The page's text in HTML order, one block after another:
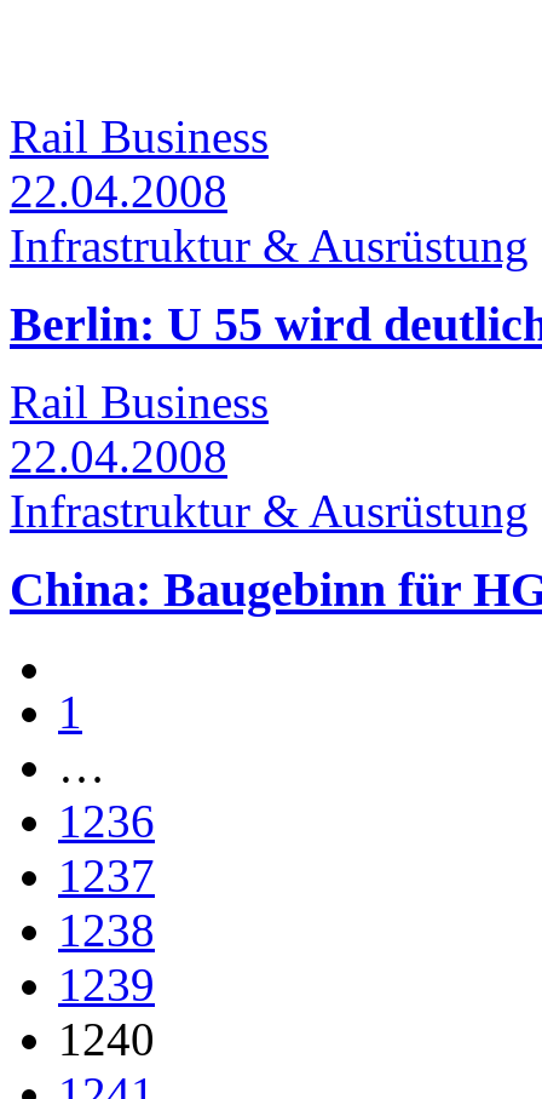
Rail Business
22.04.2008
Infrastruktur & Ausrüstung
Berlin: U 55 wird
Rail Business
22.04.2008
Infrastruktur & Ausrüstung
China: Baugebinn für
1
…
1236
1237
1238
1239
1240